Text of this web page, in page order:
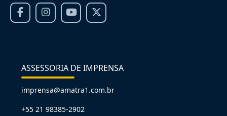
ASSESSORIA DE IMPRENSA
imprensa@amatra1.com.br
+55 21 98385-2902